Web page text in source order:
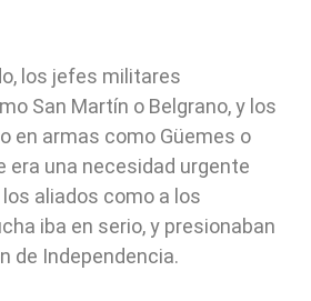
los jefes militares
San Martín o Belgrano, y los
en armas como Güemes o
era una necesidad urgente
aliados como a los
iba en serio, y presionaban
de Independencia.